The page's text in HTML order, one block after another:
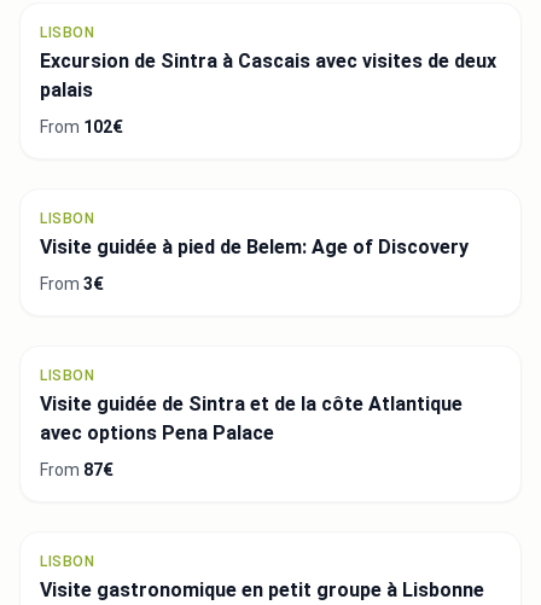
LISBON
Excursion de Sintra à Cascais avec visites de deux
palais
From 102€
LISBON
Visite guidée à pied de Belem: Age of Discovery
From 3€
LISBON
Visite guidée de Sintra et de la côte Atlantique
avec options Pena Palace
From 87€
LISBON
Visite gastronomique en petit groupe à Lisbonne